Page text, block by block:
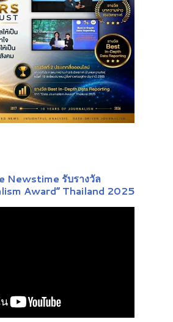
Newstime รับรางวัล
Award” Thailand 2025